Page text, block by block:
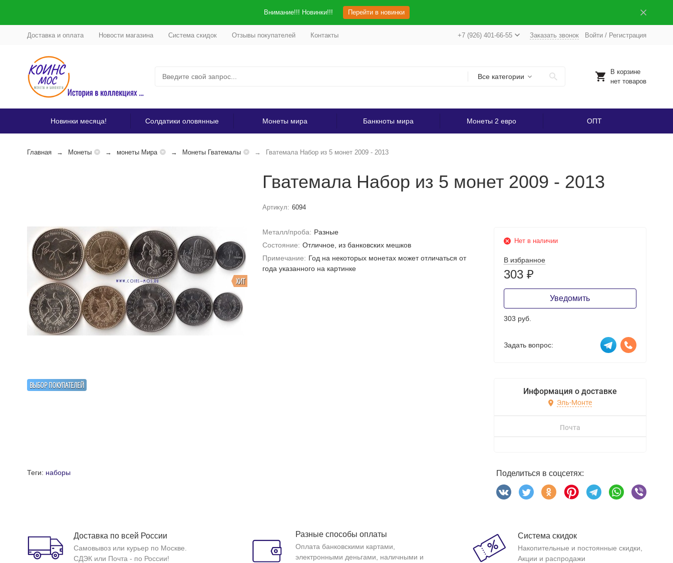
Внимание!!! Новинки!!! Перейти в новинки
Доставка и оплата Новости магазина Система скидок Отзывы покупателей Контакты +7 (926) 401-66-55 Заказать звонок Войти/ Регистрация
Все категории
В корзине
нет товаров
Новинки месяца! Солдатики оловянные Монеты мира Банкноты мира Монеты 2 евро ОПТ
Главная Монеты монеты Мира Монеты Гватемалы Гватемала Набор из 5 монет 2009 - 2013
ВЫБОР ПОКУПАТЕЛЕЙ
ХИТ
Гватемала Набор из 5 монет 2009 - 2013
Артикул: 6094
Металл/проба: Разные
Состояние: Отличное, из банковских мешков
Примечание: Год на некоторых монетах может отличаться от
года указанного на картинке
Нет в наличии
В избранное
303 ₽
Уведомить
303 руб.
Задать вопрос:
Информация о доставке
Эль-Монте
Почта
Теги: наборы Поделиться в соцсетях:
Доставка по всей России
Самовывоз или курьер по Москве.
СДЭК или Почта - по России!
Разные способы оплаты
Оплата банковскими картами,
электронными деньгами, наличными и
Система скидок
Накопительные и постоянные скидки,
Акции и распродажи